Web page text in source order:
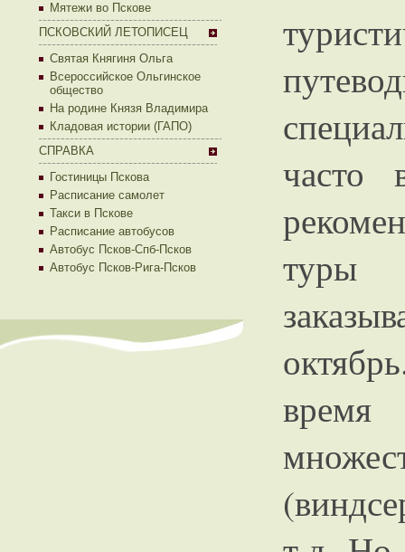
Мятежи во Пскове
ПСКОВСКИЙ ЛЕТОПИСЕЦ
Святая Княгиня Ольга
Всероссийское Ольгинское
общество
На родине Князя Владимира
Кладовая истории (ГАПО)
СПРАВКА
Гостиницы Пскова
Расписание самолет
Такси в Пскове
Расписание автобусов
Автобус Псков-Спб-Псков
Автобус Псков-Рига-Псков
часто
туры